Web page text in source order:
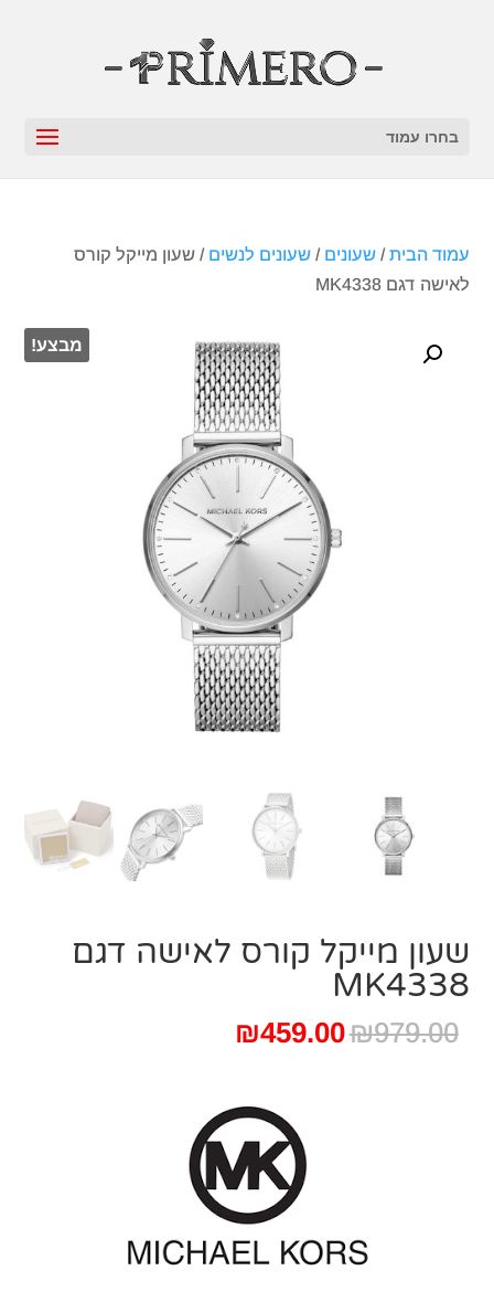
בחרו עמוד
עמוד הבית/שעונים /שעונים לנשים / שעון מייקל קורס
‏לאישה דגם MK4338
מבצע!
שעון מייקל קורס ‏לאישה דגם
MK4338
₪979.00
המחיר
₪979.00.
₪459.00
₪459.00.